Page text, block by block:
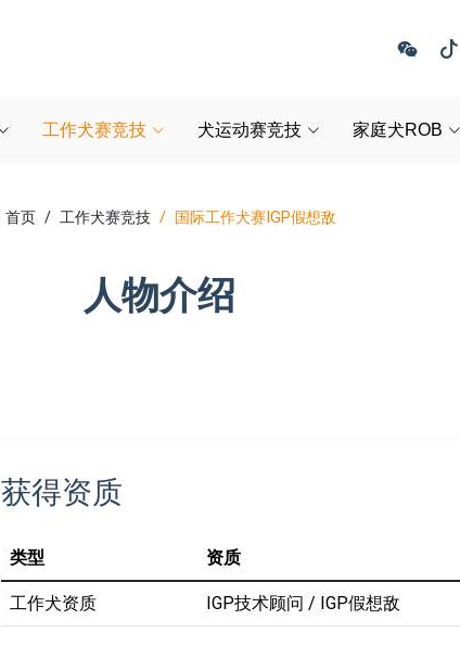
工作犬赛竞技 犬运动赛竞技 家庭犬ROB
首页 工作犬赛竞技 国际工作犬赛IGP假想敌
人物介绍
获得资质
类型 资质
工作犬资质 IGP技术顾问 / IGP假想敌